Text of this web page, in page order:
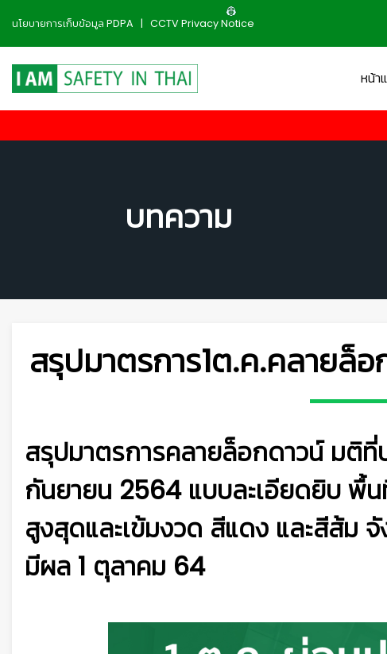
นโยบายการเก็บข้อมูล PDPA | CCTV Privacy Notice
หน้า
บทความ
สรุปมาตรการ1ต.ค.คลายล็อ
สรุปมาตรการคลายล็อกดาวน์ มติ
กันยายน 2564 แบบละเอียดยิบ พื้
สูงสุดและเข้มงวด สีแดง และสีส้ม จั
มีผล 1 ตุลาคม 64